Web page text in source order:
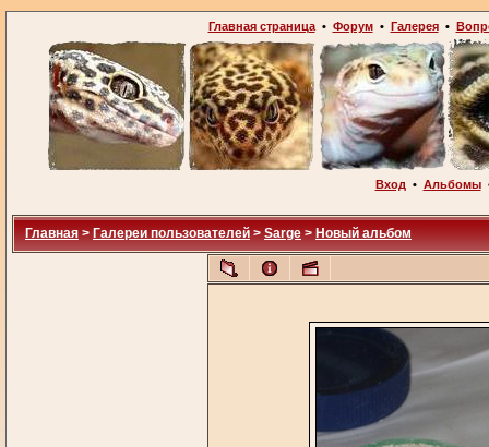
Главная страница• Форум• Галерея•
Вход • Альбомы
Главная > Галереи пользователей > Sarge > Новый альбом